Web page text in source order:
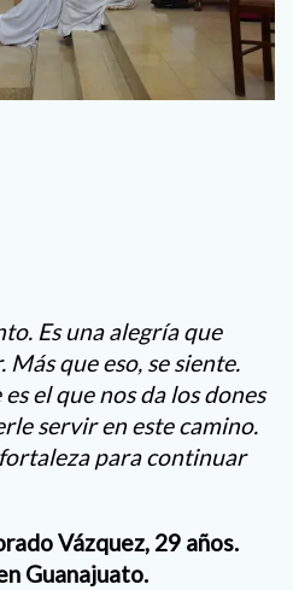
Es una alegría que
que eso, se siente.
el que nos da los dones
servir en este camino.
para continuar
Vázquez, 29 años.
Guanajuato.